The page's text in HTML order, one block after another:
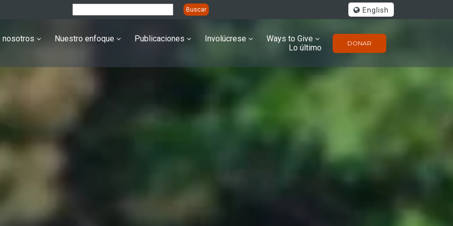
English
DONAR
nosotros Nuestro enfoque Publicaciones Involúcrese
Ways to Give
Lo último